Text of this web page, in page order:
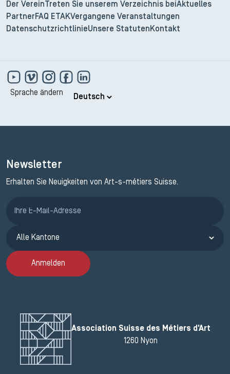
Der Verein Treten Sie unserem Verzeichnis bei Aktuelles
Partner FAQ ETAKVergangene Veranstaltungen
DatenschutzrichtlinieUnsere Statuten Kontakt
Sprache ändern
Newsletter
Erhalten Sie Neuigkeiten von Art-s-métiers Suisse.
Anmelden
Association Suisse des Métiers d'Art
1260 Nyon